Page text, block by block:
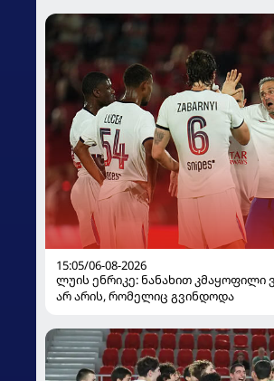
15:05/06-08-2026
ლუის ენრიკე: ნანახით კმაყოფილი
არ არის, რომელიც გვინდოდა